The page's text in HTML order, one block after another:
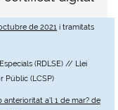
de 2021 i tramitats
(RDLSE) // Llei
Públic (LCSP)
anterioritat a'l 1 de mar? de